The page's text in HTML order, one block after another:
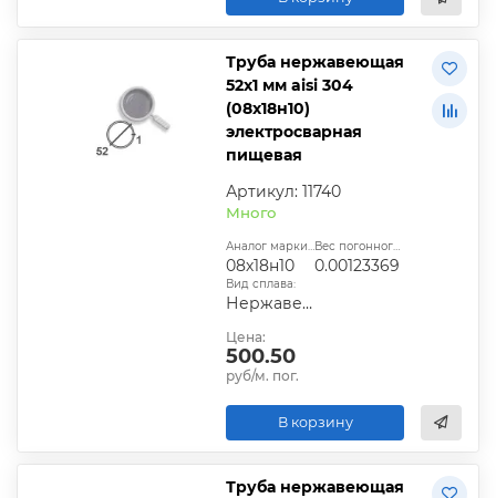
Труба нержавеющая
52х1 мм aisi 304
(08х18н10)
электросварная
пищевая
Артикул: 11740
Много
Аналог марки стали:
08х18н10
Вес погонного метра, т.:
0.00123369
Вид сплава:
Нержавеющая сталь
Цена:
500.50
руб/м. пог.
В корзину
Труба нержавеющая